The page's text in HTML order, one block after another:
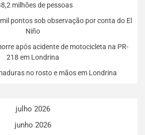
milhões de pessoas
pontos sob observação por conta do El
Niño
após acidente de motocicleta na PR-
218 em Londrina
no rosto e mãos em Londrina
julho 2026
junho 2026